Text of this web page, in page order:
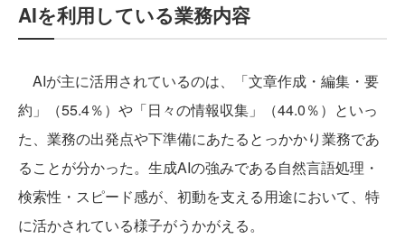
AIを利用している業務内容
AIが主に活用されているのは、「文章作成・編集・要
約」（55.4％）や「日々の情報収集」（44.0％）といっ
た、業務の出発点や下準備にあたるとっかかり業務であ
ることが分かった。生成AIの強みである自然言語処理・
検索性・スピード感が、初動を支える用途において、特
に活かされている様子がうかがえる。